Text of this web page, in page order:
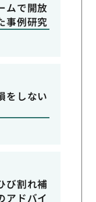
ムで開放
事例研究
をしない
び割れ補
アドバイ